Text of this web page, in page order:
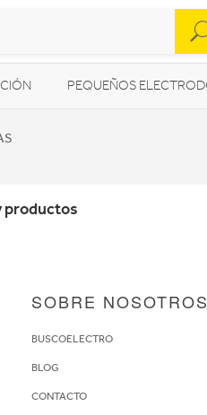
PEQUEÑOS
FOTO/VÍDEO
productos
SOBRE NOSOTROS
BUSCOELECTRO
BLOG
CONTACTO